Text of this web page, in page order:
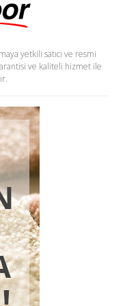
yetkili satıcı ve resmi
ve kaliteli hizmet ile